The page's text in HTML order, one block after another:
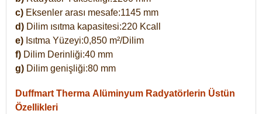
c) Eksenler arası mesafe:1145 mm
d) Dilim ısıtma kapasitesi:220 Kcall
e) Isıtma Yüzeyi:0,850 m²/Dilim
f) Dilim Derinliği:40 mm
g) Dilim genişliği:80 mm
Duffmart Therma Alüminyum Radyatörlerin Üstün
Özellikleri